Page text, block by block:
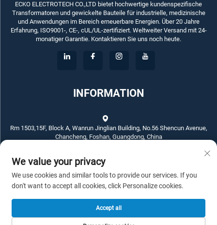
ECKO ELECTROTECH CO.,LTD bietet hochwertige kundenspezifische
Transformatoren und gewickelte Bauteile für industrielle, medizinische
und Anwendungen im Bereich erneuerbare Energien. Über 20 Jahre
Erfahrung, ISO9001-, CE-, cUL/UL-zertifiziert. Weltweiter Versand mit 24-
monatiger Garantie. Kontaktieren Sie uns noch heute.
INFORMATION
Rm 1503,15F, Block A, Wanrun Jinglian Building, No.56 Shencun Avenue,
Chancheng, Foshan, Guangdong, China
+86-757-83789311
[email protected]
Copyright © 2025 ECKO ELECTROTECH CO.,LTD. Alle Rechte vorbehalten.
We value your privacy
We use cookies and similar tools to provide our services. If you
don't want to accept all cookies, click Personalize cookies.
Accept all